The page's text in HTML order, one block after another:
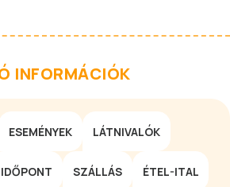
INFORMÁCIÓK
ESEMÉNYEK LÁTNIVALÓK
IDŐPONT SZÁLLÁS ÉTEL-ITAL